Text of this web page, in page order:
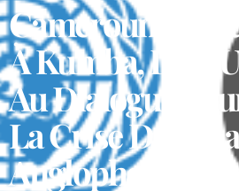
Cameroun :
À Kumba, L’ONU
Au Dialogue
La Crise Dans La
Anglophone